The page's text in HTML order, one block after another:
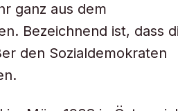
ganz aus dem
Bezeichnend ist, dass
den Sozialdemokraten